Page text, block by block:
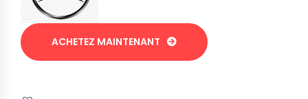
ACHETEZ MAINTENANT